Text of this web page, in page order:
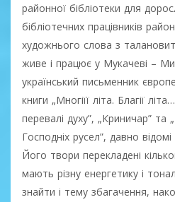
районної бібліотеки для
бібліотечних працівників
художнього слова з
живе і працює у Мукачеві –
український письменник
книги „Многіїї літа. Благії
перевалі духу”, „Криничар” та
Господніх русел”, давно
Його твори перекладені
мають різну енергетику і
знайти і тему збагачення,